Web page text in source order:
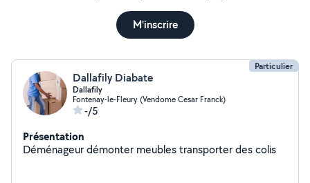
M'inscrire
Particulier
Dallafily Diabate
Dallafily
Fontenay-le-Fleury (Vendome Cesar Franck)
-/5
Présentation
Déménageur démonter meubles transporter des colis